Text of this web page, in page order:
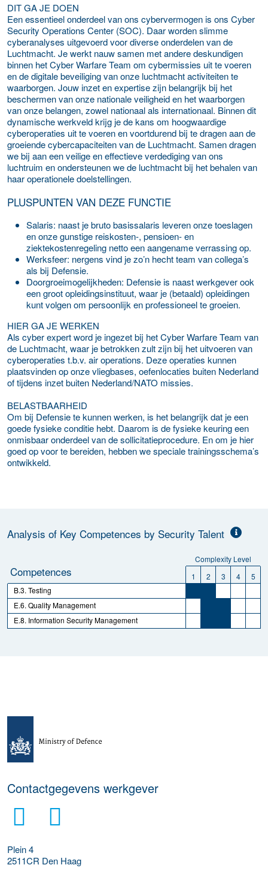
DIT GA JE DOEN
Een essentieel onderdeel van ons cybervermogen is ons Cyber
Security Operations Center (SOC). Daar worden slimme
cyberanalyses uitgevoerd voor diverse onderdelen van de
Luchtmacht. Je werkt nauw samen met andere deskundigen
binnen het Cyber Warfare Team om cybermissies uit te voeren
en de digitale beveiliging van onze luchtmacht activiteiten te
waarborgen. Jouw inzet en expertise zijn belangrijk bij het
beschermen van onze nationale veiligheid en het waarborgen
van onze belangen, zowel nationaal als internationaal. Binnen dit
dynamische werkveld krijg je de kans om hoogwaardige
cyberoperaties uit te voeren en voortdurend bij te dragen aan de
groeiende cybercapaciteiten van de Luchtmacht. Samen dragen
we bij aan een veilige en effectieve verdediging van ons
luchtruim en ondersteunen we de luchtmacht bij het behalen van
haar operationele doelstellingen.
PLUSPUNTEN VAN DEZE FUNCTIE
Salaris: naast je bruto basissalaris leveren onze toeslagen
en onze gunstige reiskosten-, pensioen- en
ziektekostenregeling netto een aangename verrassing op.
Werksfeer: nergens vind je zo’n hecht team van collega’s
als bij Defensie.
Doorgroeimogelijkheden: Defensie is naast werkgever ook
een groot opleidingsinstituut, waar je (betaald) opleidingen
kunt volgen om persoonlijk en professioneel te groeien.
HIER GA JE WERKEN
Als cyber expert word je ingezet bij het Cyber Warfare Team van
de Luchtmacht, waar je betrokken zult zijn bij het uitvoeren van
cyberoperaties t.b.v. air operations. Deze operaties kunnen
plaatsvinden op onze vliegbases, oefenlocaties buiten Nederland
of tijdens inzet buiten Nederland/NATO missies.
BELASTBAARHEID
Om bij Defensie te kunnen werken, is het belangrijk dat je een
goede fysieke conditie hebt. Daarom is de fysieke keuring een
onmisbaar onderdeel van de sollicitatieprocedure. En om je hier
goed op voor te bereiden, hebben we speciale trainingsschema’s
ontwikkeld.
Analysis of Key Competences by Security Talent
Complexity Level
Competences 1 2 3 4
5
B.3. Testing
E.6. Quality Management
E.8. Information Security Management
Meer werkgever details
Contactgegevens werkgever
Plein 4
2511CR Den Haag